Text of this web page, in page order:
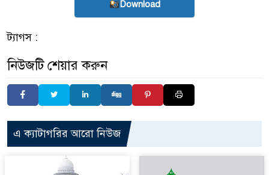
Download
ট্যাগস :
নিউজটি শেয়ার করুন
এ ক্যাটাগরির আরো নিউজ